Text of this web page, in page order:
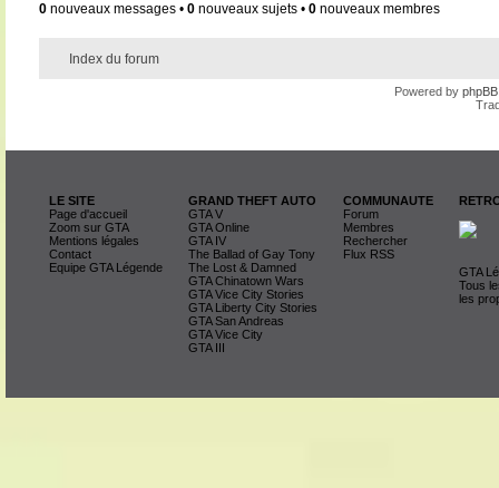
0nouveaux messages • 0nouveaux sujets • 0nouveaux membres
Index du forum
Powered by phpBB
LE SITE
Page d'accueil
Zoom sur GTA
Mentions légales
Contact
Equipe GTA Légende
GRAND THEFT AUTO
GTA V
GTA Online
GTA IV
The Ballad of Gay Tony
The Lost & Damned
GTA Chinatown Wars
GTA Vice City Stories
GTA Liberty City Stories
GTA San Andreas
GTA Vice City
GTA III
COMMUNAUTE
Forum
Membres
Rechercher
Flux RSS
GTA
Tous
les